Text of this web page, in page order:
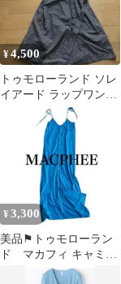
¥4,500
トゥモローランド ソレ
イアード ラップワンピ
¥ 3,300
美品⚑トゥモローラン
ド マカフィ キャミソ
ールワンピース ブルー